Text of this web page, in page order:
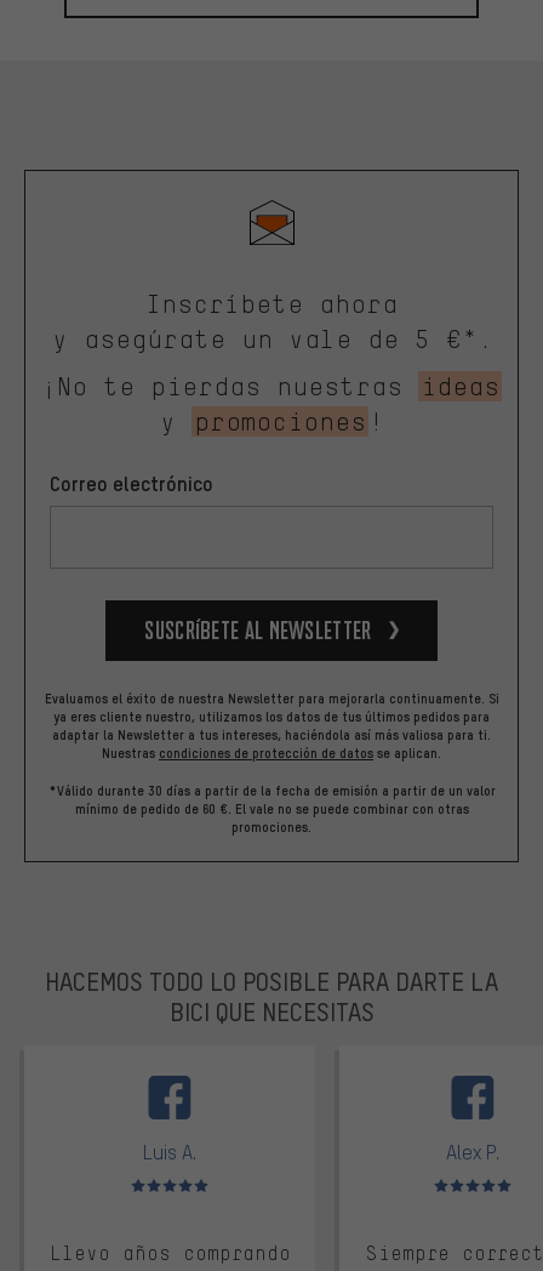
Inscríbete ahora
y asegúrate un vale de 5 €*.
¡No te pierdas nuestras
ideas
y
promociones !
Correo electrónico
Suscríbete al newsletter
Evaluamos el éxito de nuestra Newsletter para mejorarla continuamente. Si
ya eres cliente nuestro, utilizamos los datos de tus últimos pedidos para
adaptar la Newsletter a tus intereses, haciéndola así más valiosa para ti.
Nuestras condiciones de protección de datos se aplican.
*Válido durante 30 días a partir de la fecha de emisión a partir de un valor
mínimo de pedido de 60 €. El vale no se puede combinar con otras
promociones.
HACEMOS TODO LO POSIBLE PARA DARTE LA
BICI QUE NECESITAS
Luis A.
Valoración media: 5 de 5
Llevo años comprando
Alex P.
Valoración
Siempre